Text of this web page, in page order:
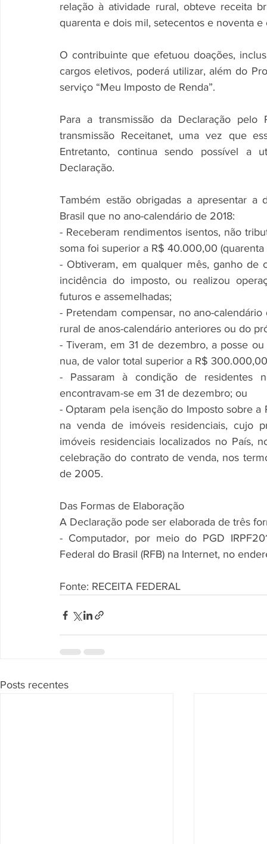
relação à atividade rural, obteve receita
quarenta e dois mil, setecentos e noventa
O contribuinte que efetuou doações,
cargos eletivos, poderá utilizar, além do
serviço “Meu Imposto de Renda”.
Para a transmissão da Declaração
transmissão Receitanet, uma vez que
Entretanto, continua sendo possível a
Declaração.
Também estão obrigadas a apresentar a
Brasil que no ano-calendário de 2018:
- Receberam rendimentos isentos, não
soma foi superior a R$ 40.000,00 (quarenta
- Obtiveram, em qualquer mês, ganho de
incidência do imposto, ou realizou
futuros e assemelhadas;
- Pretendam compensar, no ano-
rural de anos-calendário anteriores ou do
- Tiveram, em 31 de dezembro, a posse
nua, de valor total superior a R$
- Passaram à condição de residentes
encontravam-se em 31 de dezembro; ou
- Optaram pela isenção do Imposto sobre
na venda de imóveis residenciais, cujo
imóveis residenciais localizados no País,
celebração do contrato de venda, nos
de 2005.
Das Formas de Elaboração
A Declaração pode ser elaborada de três
- Computador, por meio do PGD
Federal do Brasil (RFB) na Internet, no
Fonte: RECEITA FEDERAL
Posts recentes